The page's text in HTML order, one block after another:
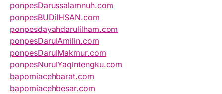
ponpesDarussalamnuh.com
ponpesBUDiIHSAN.com
ponpesdayahdarulilham.com
ponpesDarulAmilin.com
ponpesDarulMakmur.com
ponpesNurulYaqintengku.com
bapomiacehbarat.com
bapomiacehbesar.com